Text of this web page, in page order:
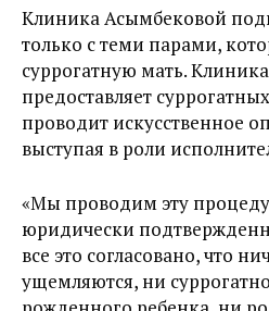
Клиника Асымбековой
только с теми парами,
суррогатную мать.
предоставляет
проводит искусственное
выступая в роли
«Мы проводим эту
юридически
все это согласовано, что
ущемляются, ни